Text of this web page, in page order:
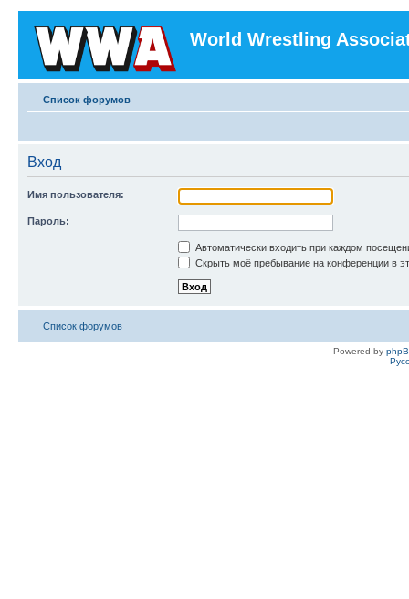
World Wrestling
Список форумов
Вход
Имя пользователя:
Пароль:
Автоматически входить при каждом
Скрыть моё пребывание на конференции в
Список форумов
Powered by